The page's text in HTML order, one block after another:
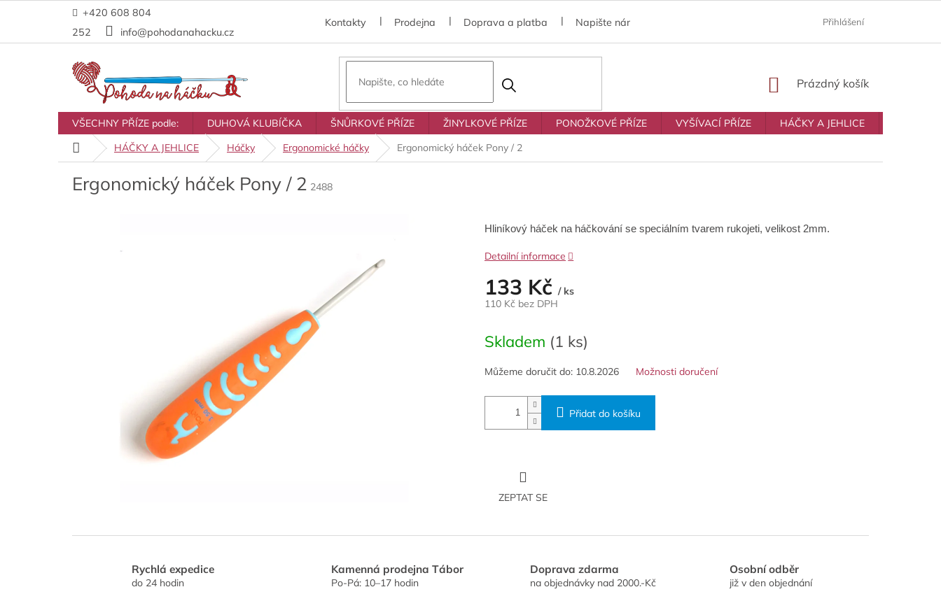
+420 608 804
252
info@pohodanahacku.cz
Kontakty Prodejna Doprava a platba Napište nám Prodávané značky
Přihlášení
NÁKUPNÍ
Prázdný košík
VŠECHNY PŘÍZE podle: DUHOVÁ KLUBÍČKA ŠNŮRKOVÉ PŘÍZE ŽINYLKOVÉ PŘÍZE PONOŽKOVÉ PŘÍZE VYŠÍVACÍ PŘÍZE HÁČKY A JEHLICE
Domů
HÁČKY A JEHLICE Háčky Ergonomické háčky Ergonomický háček Pony / 2
Ergonomický háček Pony / 2 2488
133 Kč / ks
110 Kč bez DPH
cena:
Skladem (1 ks)
Můžeme doručit do: 10.8.2026 Možnosti doručení
Přidat do košíku
Hliníkový háček na háčkování se speciálním tvarem rukojeti, velikost 2mm.
Detailní informace
ZEPTAT SE
Rychlá expedice
do 24 hodin
Kamenná prodejna Tábor
Po-Pá: 10–17 hodin
Doprava zdarma
na objednávky nad 2000.-Kč
Osobní odběr
již v den objednání